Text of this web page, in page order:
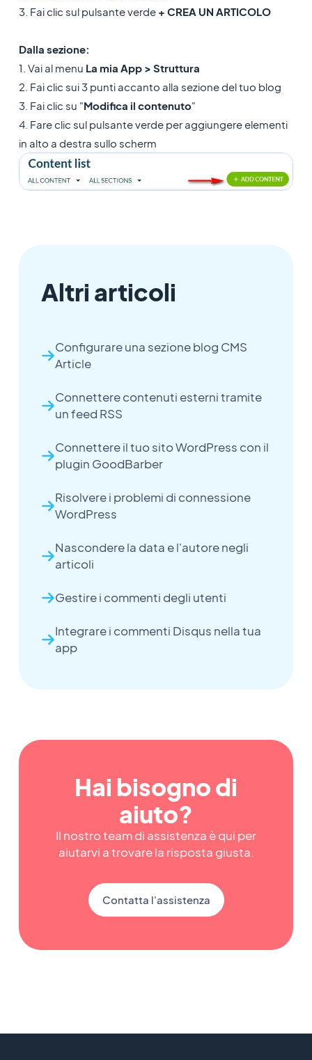
3. Fai clic sul pulsante verde + CREA UN ARTICOLO
Dalla sezione:
1. Vai al menu La mia App > Struttura
2. Fai clic sui 3 punti accanto alla sezione del tuo blog
3. Fai clic su "Modifica il contenuto"
4. Fare clic sul pulsante verde per aggiungere elementi
in alto a destra sullo scherm
Altri articoli
Configurare una sezione blog CMS
Article
Connettere contenuti esterni tramite
un feed RSS
Connettere il tuo sito WordPress con il
plugin GoodBarber
Risolvere i problemi di connessione
WordPress
Nascondere la data e l'autore negli
articoli
Gestire i commenti degli utenti
Integrare i commenti Disqus nella tua
app
Hai bisogno di
aiuto?
Il nostro team di assistenza è qui per
aiutarvi a trovare la risposta giusta.
Contatta l'assistenza